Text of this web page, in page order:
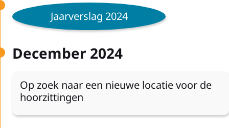
Jaarverslag 2024
December 2024
Op zoek naar een nieuwe locatie voor de
hoorzittingen